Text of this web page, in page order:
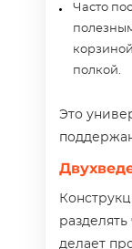
Часто
полкой.
Это
делает